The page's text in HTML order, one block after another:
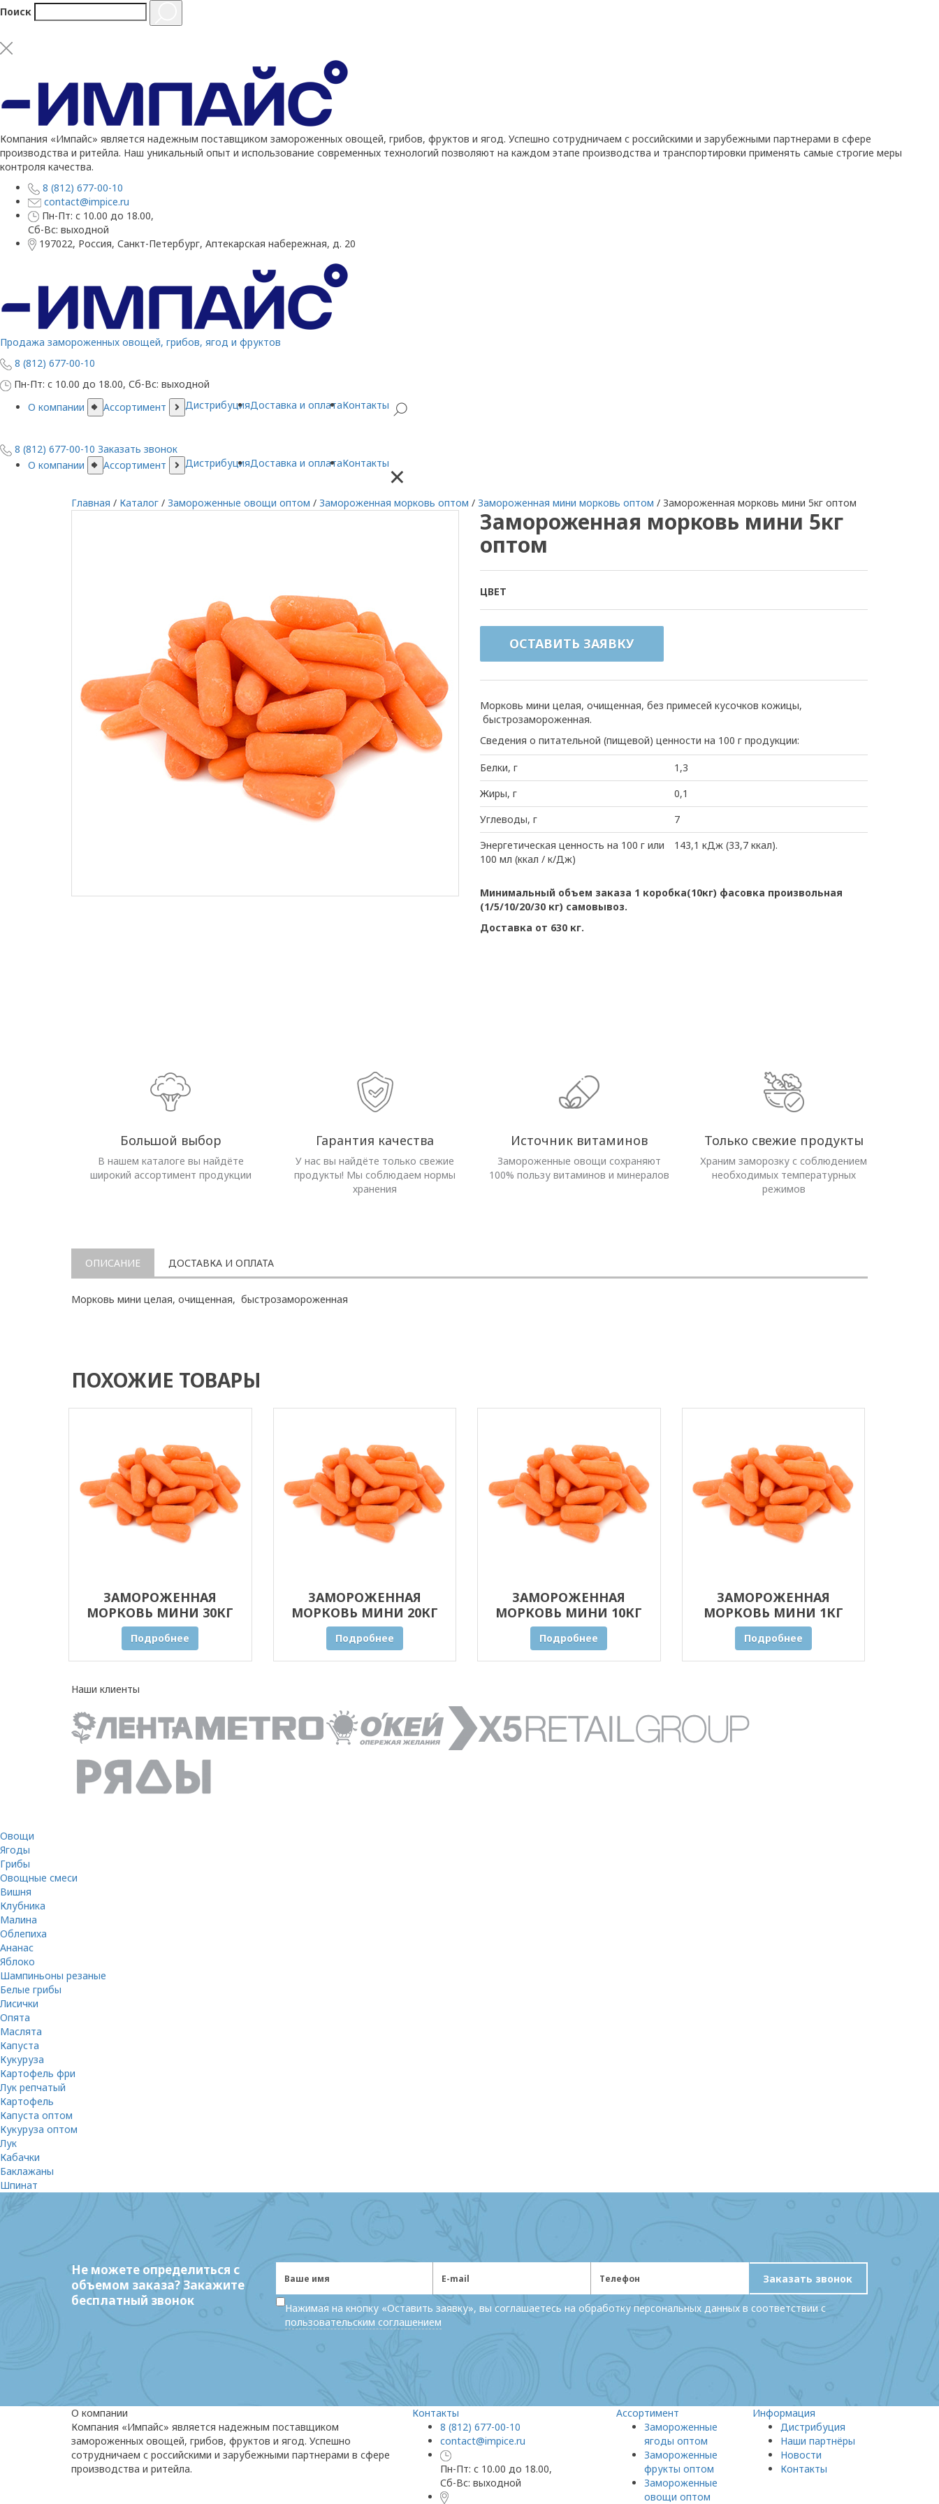
Поиск
Компания «Импайс» является надежным поставщиком замороженных овощей, грибов, фруктов и ягод. Успешно сотрудничаем с российскими и зарубежными партнерами в сфере
производства и ритейла. Наш уникальный опыт и использование современных технологий позволяют на каждом этапе производства и транспортировки применять самые строгие меры
контроля качества.
8 (812) 677-00-10
contact@impice.ru
Пн-Пт: с 10.00 до 18.00,
Сб-Вс: выходной
197022, Россия, Санкт-Петербург, Аптекарская набережная, д. 20
Продажа замороженных овощей, грибов, ягод и фруктов
8 (812) 677-00-10
Пн-Пт: с 10.00 до 18.00, Сб-Вс: выходной
О компании
Ассортимент ДистрибуцияДоставка и оплатаКонтакты
8 (812) 677-00-10 Заказать звонок
О компании
Ассортимент ДистрибуцияДоставка и оплатаКонтакты×
Главная / Каталог / Замороженные овощи оптом / Замороженная морковь оптом / Замороженная мини морковь оптом / Замороженная морковь мини 5кг оптом
Замороженная морковь мини 5кг
оптом
ЦВЕТ
ОСТАВИТЬ ЗАЯВКУ
Морковь мини целая, очищенная, без примесей кусочков кожицы,
быстрозамороженная.
Сведения о питательной (пищевой) ценности на 100 г продукции:
Белки, г
1,3
Жиры, г
0,1
Углеводы, г
7
Энергетическая ценность на 100 г или
100 мл (ккал / к/Дж)
143,1 кДж (33,7 ккал).
Минимальный объем заказа 1 коробка(10кг) фасовка произвольная
(1/5/10/20/30 кг) самовывоз.
Доставка от 630 кг.
Большой выбор
В нашем каталоге вы найдёте
широкий ассортимент продукции
Гарантия качества
У нас вы найдёте только свежие
продукты! Мы соблюдаем нормы
хранения
Источник витаминов
Замороженные овощи сохраняют
100% пользу витаминов и минералов
Только свежие продукты
Храним заморозку с соблюдением
необходимых температурных
режимов
ОПИСАНИЕ ДОСТАВКА И ОПЛАТА
Морковь мини целая, очищенная, быстрозамороженная
ПОХОЖИЕ ТОВАРЫ
ЗАМОРОЖЕННАЯ
МОРКОВЬ МИНИ 30КГ
ОПТОМ
Подробнее
ЗАМОРОЖЕННАЯ
МОРКОВЬ МИНИ 20КГ
ОПТОМ
Подробнее
ЗАМОРОЖЕННАЯ
МОРКОВЬ МИНИ 10КГ
ОПТОМ
Подробнее
ЗАМОРОЖЕННАЯ
МОРКОВЬ МИНИ 1КГ
ОПТОМ
Подробнее
Наши клиенты
Овощи
Ягоды
Грибы
Овощные смеси
Вишня
Клубника
Малина
Облепиха
Ананас
Яблоко
Шампиньоны резаные
Белые грибы
Лисички
Опята
Маслята
Капуста
Кукуруза
Картофель фри
Лук репчатый
Картофель
Капуста оптом
Кукуруза оптом
Лук
Кабачки
Баклажаны
Шпинат
Не можете определиться с
объемом заказа? Закажите
бесплатный звонок
Заказать звонок
Нажимая на кнопку «Оставить заявку», вы соглашаетесь на обработку персональных данных в соответствии с
пользовательским соглашением
О компании
Компания «Импайс» является надежным поставщиком
замороженных овощей, грибов, фруктов и ягод. Успешно
сотрудничаем с российскими и зарубежными партнерами в сфере
производства и ритейла.
Контакты
8 (812) 677-00-10
contact@impice.ru
Пн-Пт: с 10.00 до 18.00,
Сб-Вс: выходной
Ассортимент
Замороженные
ягоды оптом
Замороженные
фрукты оптом
Замороженные
овощи оптом
Информация
Дистрибуция
Наши партнёры
Новости
Контакты